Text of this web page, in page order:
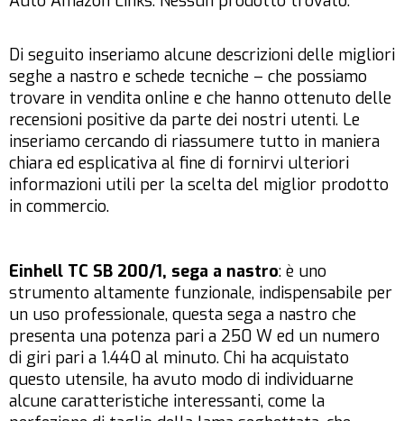
Di seguito inseriamo alcune descrizioni delle migliori
seghe a nastro e schede tecniche – che possiamo
trovare in vendita online e che hanno ottenuto delle
recensioni positive da parte dei nostri utenti. Le
inseriamo cercando di riassumere tutto in maniera
chiara ed esplicativa al fine di fornirvi ulteriori
informazioni utili per la scelta del miglior prodotto
in commercio.
Einhell TC SB 200/1, sega a nastro: è uno
strumento altamente funzionale, indispensabile per
un uso professionale, questa sega a nastro che
presenta una potenza pari a 250 W ed un numero
di giri pari a 1.440 al minuto. Chi ha acquistato
questo utensile, ha avuto modo di individuarne
alcune caratteristiche interessanti, come la